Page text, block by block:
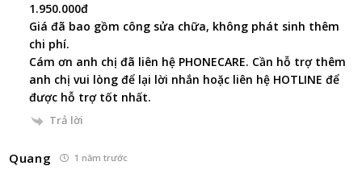
1.950.000đ
Giá đã bao gồm công sửa chữa, không phát sinh thêm
chi phí.
Cám ơn anh chị đã liên hệ PHONECARE. Cần hỗ trợ thêm
anh chị vui lòng để lại lời nhắn hoặc liên hệ HOTLINE để
được hỗ trợ tốt nhất.
Trả lời
Quang 1 năm trước